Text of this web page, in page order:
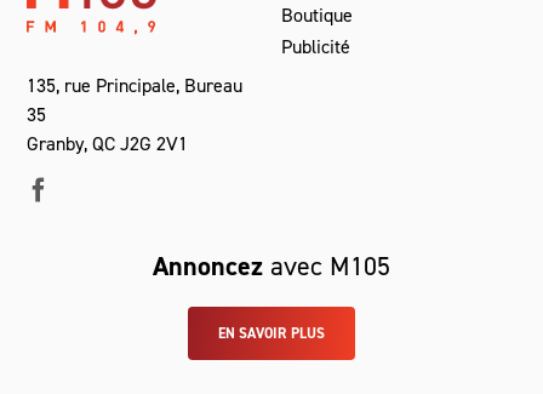
135, rue Principale, Bureau
35
Granby, QC J2G 2V1
Boutique
Publicité
Annoncez avec M105
EN SAVOIR PLUS